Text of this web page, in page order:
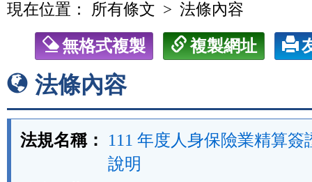
現在位置： 所有條文 法條內容
無格式複製 複製網址
法條內容
法規名稱：
111 年度人身保險業精算簽
說明